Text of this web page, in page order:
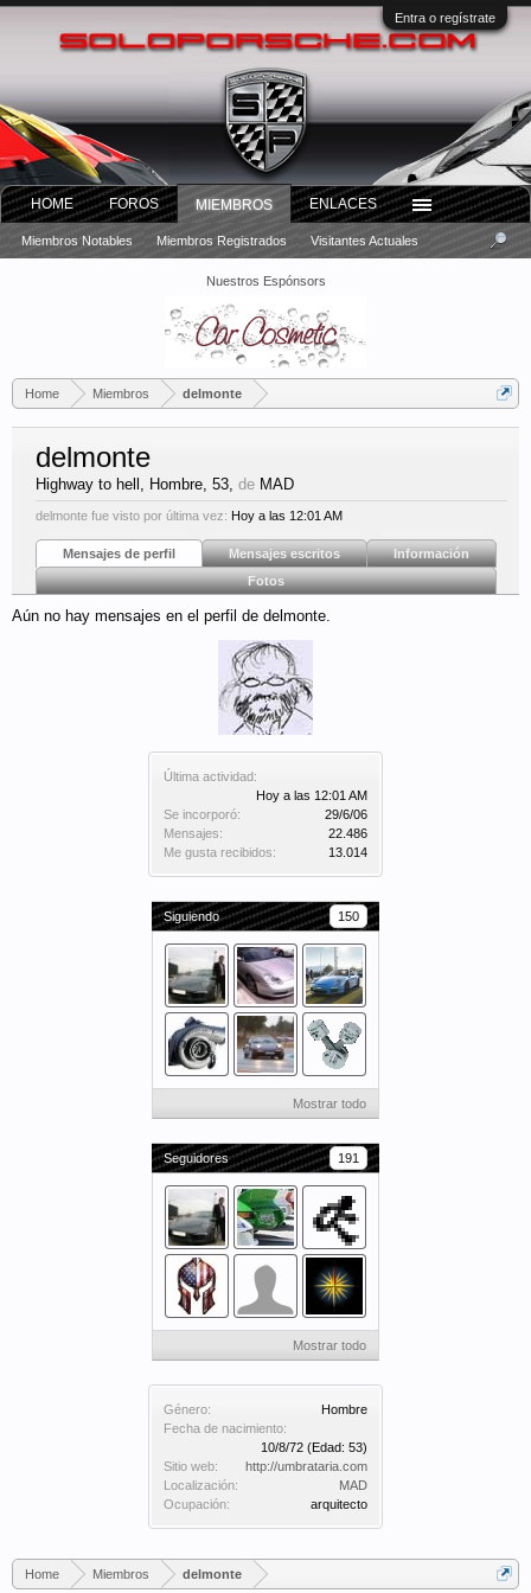
Entra o regístrate
Nuestros Espónsors
Home Miembros delmonte
Última actividad:
Hoy a las 12:01 AM
Se incorporó:
29/6/06
Mensajes:
22.486
Me gusta recibidos:
13.014
Siguiendo 150
Mostrar todo
Seguidores 191
Mostrar todo
Género:
Hombre
Fecha de nacimiento:
10/8/72 (Edad: 53)
Sitio web:
http://umbrataria.com
Localización:
MAD
Ocupación:
arquitecto
delmonte
Highway to hell , Hombre, 53, de MAD
delmonte fue visto por última vez: Hoy a las 12:01 AM
Mensajes de perfil Mensajes escritos
Información
Fotos
Aún no hay mensajes en el perfil de delmonte.
Home Miembros delmonte
HOME FOROS MIEMBROS
Miembros Notables Miembros Registrados Visitantes Actuales
ENLACES